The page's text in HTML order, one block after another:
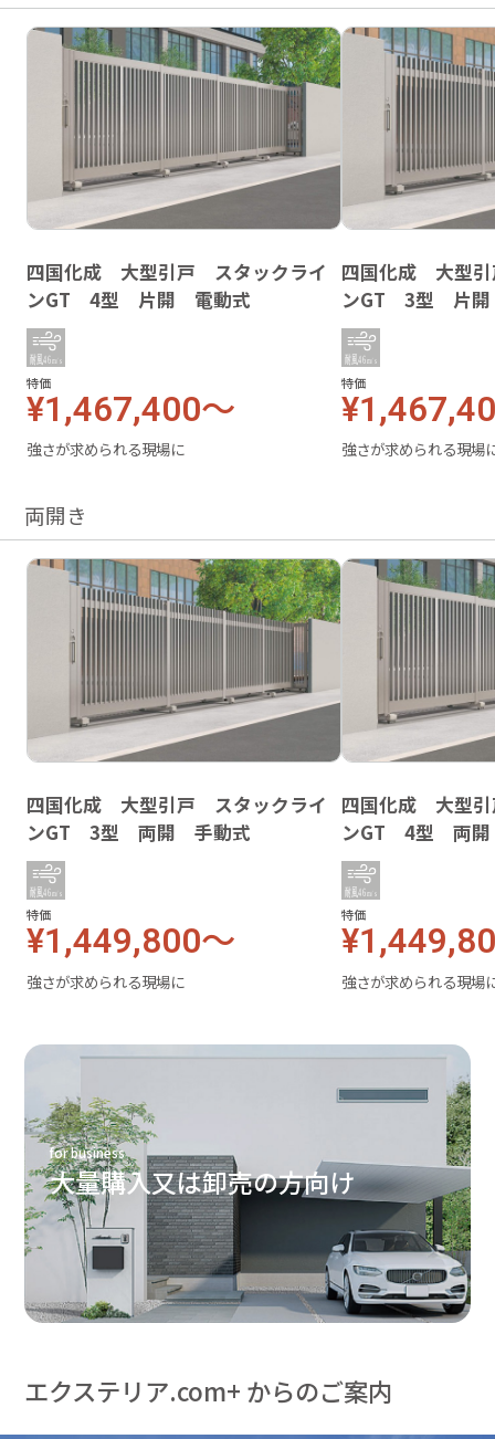
四国化成 大型引戸 スタックライ
ンGT 4型 片開 電動式
特価
¥1,467,400～
強さが求められる現場に
四国化成 大型
ンGT 3型 片
特価
強さが求められる現場
両開き
四国化成 大型引戸 スタックライ
ンGT 3型 両開 手動式
特価
¥1,449,800～
強さが求められる現場に
四国化成 大型
ンGT 4型 両
特価
強さが求められる現場
for business
大量購入又は卸売の方向け
エクステリア.com+ からのご案内